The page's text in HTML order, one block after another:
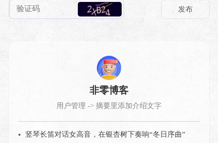
非零博客
用户管理 -> 摘要里添加介绍文字
竖琴长笛对话女高音，在银杏树下奏响“冬日序曲”